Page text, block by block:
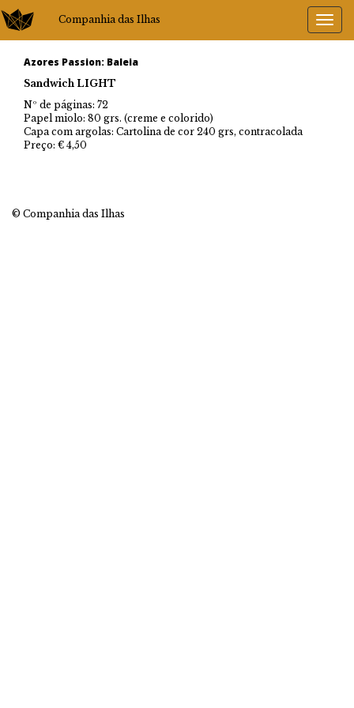
Companhia das Ilhas
Azores Passion: Baleia
Sandwich LIGHT
Nº de páginas: 72
Papel miolo: 80 grs. (creme e colorido)
Capa com argolas: Cartolina de cor 240 grs, contracolada
Preço: € 4,50
© Companhia das Ilhas